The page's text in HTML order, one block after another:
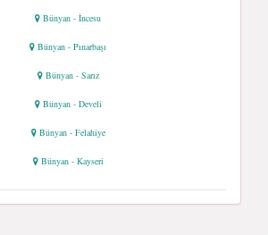
Bünyan - İncesu
Bünyan - Pınarbaşı
Bünyan - Sarız
Bünyan - Develi
Bünyan - Felahiye
Bünyan - Kayseri